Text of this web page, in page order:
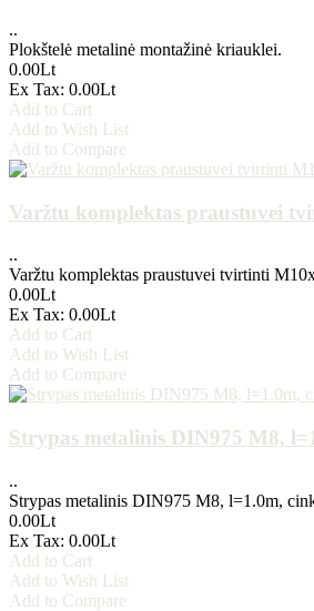
..
Plokštelė metalinė montažinė kriauklei.
0.00Lt
Ex Tax: 0.00Lt
Add to Cart
Add to Wish List
Add to Compare
Varžtu komplektas praustuvei
..
Varžtu komplektas praustuvei tvirtinti
0.00Lt
Ex Tax: 0.00Lt
Add to Cart
Add to Wish List
Add to Compare
Strypas metalinis DIN975 M8,
..
Strypas metalinis DIN975 M8, l=1.0m,
0.00Lt
Ex Tax: 0.00Lt
Add to Cart
Add to Wish List
Add to Compare